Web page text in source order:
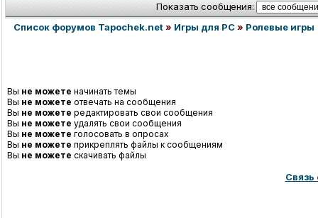
Показать сообщения:
Список форумов Tapochek.net» Игры для PC» Ролевые игры
Вы не можете начинать темы
Вы не можете отвечать на сообщения
Вы не можете редактировать свои сообщения
Вы не можете удалять свои сообщения
Вы не можете голосовать в опросах
Вы не можете прикреплять файлы к сообщениям
Вы не можете скачивать файлы